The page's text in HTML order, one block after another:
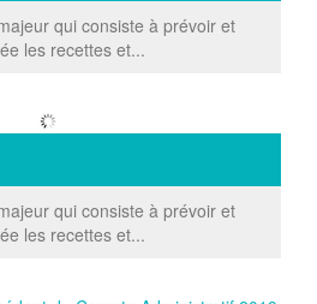
qui consiste à prévoir et
les recettes et...
qui consiste à prévoir et
les recettes et...